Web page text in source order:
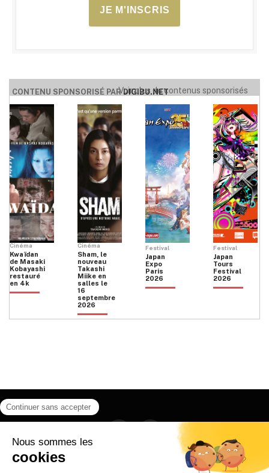
JE M'INSCRIS
CONTENU SPONSORISÉ PARDIGIBU.NET
Voir plus de contenus sponsorisés
Cinéma
Kwaïdan
de Masaki
Kobayashi
restauré
en 4k
Cinéma
Sham, le
nouveau
Takashi
Miike en
salles le
16
septembre
2026
Festival
Japan
Expo
Paris
2026
Festival
Japan
Tours
Festival
2026
Instagram
CONTACT